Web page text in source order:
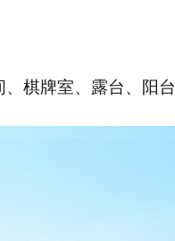
棋牌室、露台、阳台